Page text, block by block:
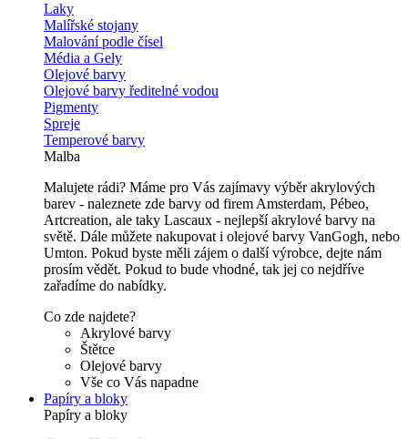
Laky
Malířské stojany
Malování podle čísel
Média a Gely
Olejové barvy
Olejové barvy ředitelné vodou
Pigmenty
Spreje
Temperové barvy
Malba
Malujete rádi? Máme pro Vás zajímavy výběr akrylových
barev - naleznete zde barvy od firem Amsterdam, Pébeo,
Artcreation, ale taky Lascaux - nejlepší akrylové barvy na
světě. Dále můžete nakupovat i olejové barvy VanGogh, nebo
Umton. Pokud byste měli zájem o další výrobce, dejte nám
prosím vědět. Pokud to bude vhodné, tak jej co nejdříve
zařadíme do nabídky.
Co zde najdete?
Akrylové barvy
Štětce
Olejové barvy
Vše co Vás napadne
Papíry a bloky
Papíry a bloky